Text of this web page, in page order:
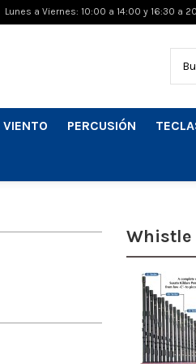
Lunes a Viernes: 10:00 a 14:00 y 16:30 a
VIENTO PERCUSIÓN
Whistle